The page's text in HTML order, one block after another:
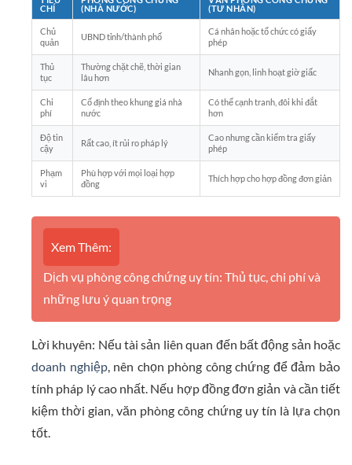
CHÍ
(NHÀ NƯỚC)
(TƯ NHÂN)
Chủ
quản
UBND tỉnh/thành phố
Cá nhân hoặc tổ chức có giấy
phép
Thủ
tục
Thường chặt chẽ, thời gian
lâu hơn
Nhanh gọn, linh hoạt giờ giấc
Chi
phí
Cố định theo khung giá nhà
nước
Có thể cạnh tranh, đôi khi đắt
hơn
Độ tin
cậy
Rất cao, ít rủi ro pháp lý
Cao nhưng cần kiểm tra giấy
phép
Phạm
vi
Phù hợp với mọi loại hợp
đồng
Thích hợp cho hợp đồng đơn giản
Xem Thêm:
Dịch vụ phòng công chứng uy tín: Thủ tục, chi phí và
những lưu ý quan trọng
Lời khuyên: Nếu tài sản liên quan đến bất động sản hoặc
doanh nghiệp, nên chọn phòng công chứng để đảm bảo
tính pháp lý cao nhất. Nếu hợp đồng đơn giản và cần tiết
kiệm thời gian, văn phòng công chứng uy tín là lựa chọn
tốt.